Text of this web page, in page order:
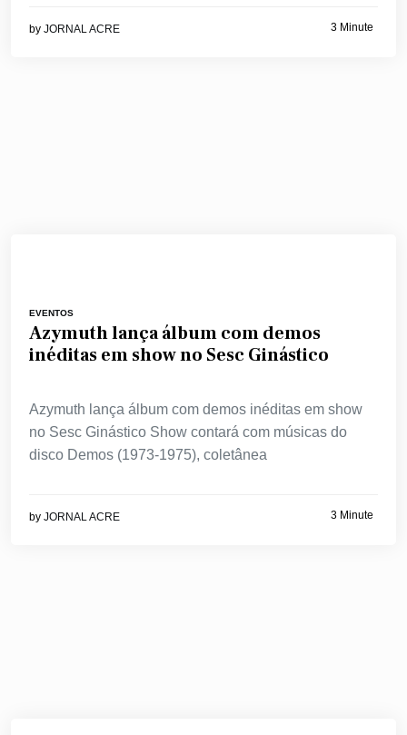
by JORNAL ACRE 3 Minute
EVENTOS
Azymuth lança álbum com demos
inéditas em show no Sesc Ginástico
Azymuth lança álbum com demos inéditas em show
no Sesc Ginástico Show contará com músicas do
disco Demos (1973-1975), coletânea
by JORNAL ACRE 3 Minute